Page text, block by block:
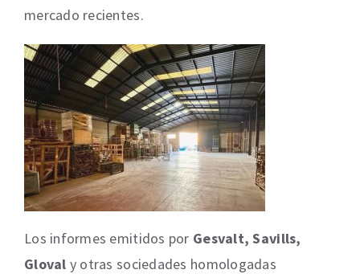
mercado recientes.
Los informes emitidos por Gesvalt, Savills,
Gloval y otras sociedades homologadas